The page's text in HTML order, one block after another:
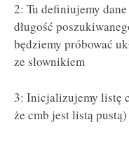
2: Tu definiujemy
długość
będziemy próbować
ze słownikiem
3: Inicjalizujemy listę
że cmb jest listą pustą)